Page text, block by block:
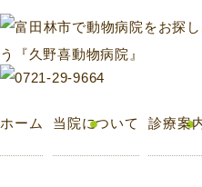
ホーム 当院について 診療案